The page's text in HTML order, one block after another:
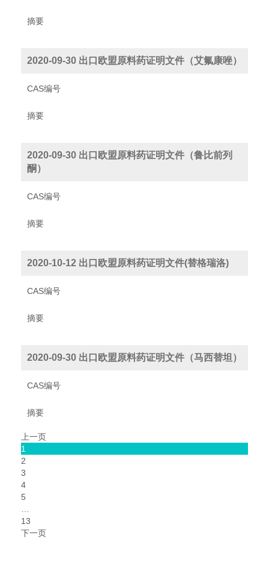
摘要
2020-09-30 出口欧盟原料药证明文件（艾氟康唑）
CAS编号
摘要
2020-09-30 出口欧盟原料药证明文件（鲁比前列
酮）
CAS编号
摘要
2020-10-12 出口欧盟原料药证明文件(替格瑞洛)
CAS编号
摘要
2020-09-30 出口欧盟原料药证明文件（马西替坦）
CAS编号
摘要
上一页
1
2
3
4
5
13
下一页